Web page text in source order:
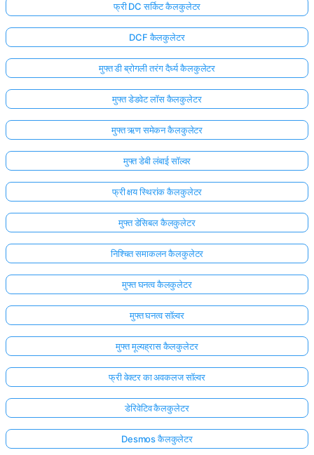
फ्री DC सर्किट कैलकुलेटर
DCF कैलकुलेटर
मुफ्त डी ब्रोगली तरंग दैर्ध्य कैलकुलेटर
मुफ्त डेडवेट लॉस कैलकुलेटर
मुफ्त ऋण समेकन कैलकुलेटर
मुफ्त डेबी लंबाई सॉल्वर
फ्री क्षय स्थिरांक कैलकुलेटर
मुफ्त डेसिबल कैलकुलेटर
निश्चित समाकलन कैलकुलेटर
मुफ्त घनत्व कैलकुलेटर
मुफ्त घनत्व सॉल्वर
मुफ्त मूल्यह्रास कैलकुलेटर
फ्री वेक्टर का अवकलज सॉल्वर
डेरिवेटिव कैलकुलेटर
Desmos कैलकुलेटर